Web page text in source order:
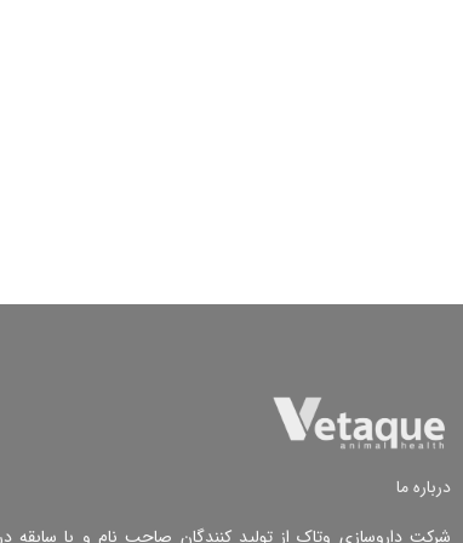
درباره ما
شرکت داروسازی وتاک از تولید کنندگان صاحب نام و با سابقه در